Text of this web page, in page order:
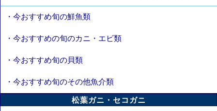
・今おすすめ旬の鮮魚類
・今おすすめの旬のカニ・エビ類
・今おすすめ旬の貝類
・今おすすめ旬のその他魚介類
松葉ガニ・セコガニ